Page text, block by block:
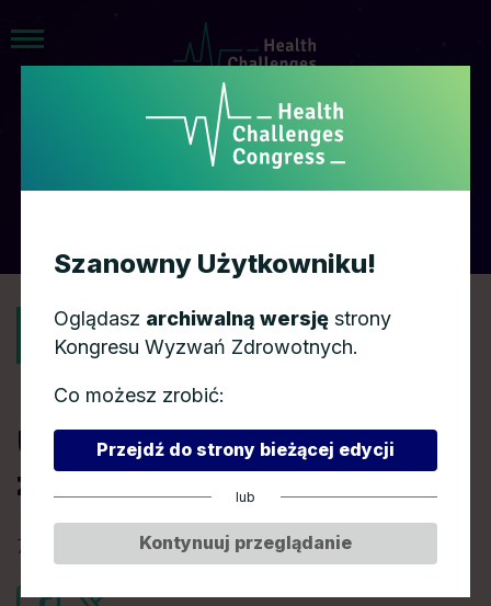
POWRÓT
Ubezpieczenia
zdrowotne
7 marca 2024 • 16:30-17:30 • Sala Balowa B
Szanowny Użytkowniku!
Oglądasz archiwalną wersję strony
Kongresu Wyzwań Zdrowotnych.
Co możesz zrobić:
Przejdź do strony bieżącej edycji
lub
Kontynuuj przeglądanie